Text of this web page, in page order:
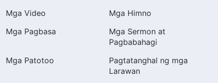
Mga Video
Mga Himno
Mga Pagbasa
Mga Sermon at
Pagbabahagi
Mga Patotoo
Pagtatanghal ng mga
Larawan